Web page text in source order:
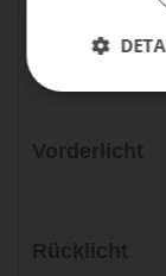
Vorderlicht